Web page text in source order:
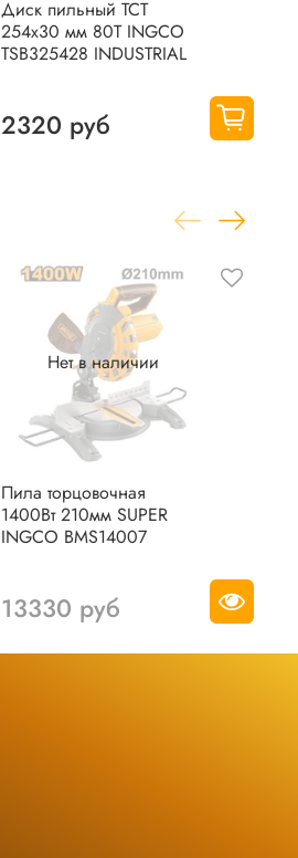
Диск пильный TCT
254х30 мм 80Т INGCO
TSB325428 INDUSTRIAL
2320 руб
Нет в наличии
Пила торцовочная
1400Вт 210мм SUPER
INGCO BMS14007
13330 руб